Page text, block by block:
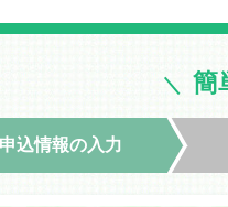
＼簡
申込情報の入力